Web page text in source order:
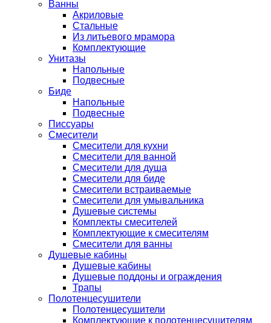
Ванны
Акриловые
Стальные
Из литьевого мрамора
Комплектующие
Унитазы
Напольные
Подвесные
Биде
Напольные
Подвесные
Писсуары
Смесители
Смесители для кухни
Смесители для ванной
Смесители для душа
Смесители для биде
Смесители встраиваемые
Смесители для умывальника
Душевые системы
Комплекты смесителей
Комплектующие к смесителям
Смесители для ванны
Душевые кабины
Душевые кабины
Душевые поддоны и ограждения
Трапы
Полотенцесушители
Полотенцесушители
Комплектующие к полотенцесушителям